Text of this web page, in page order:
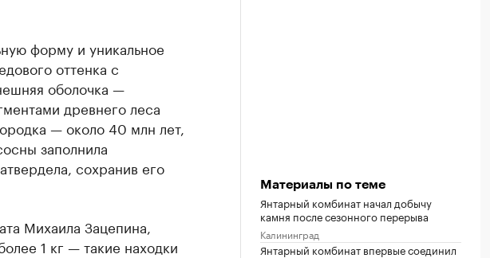
форму и уникальное
оттенка с
оболочка —
древнего леса
— около 40 млн лет,
заполнила
сохранив его
Михаила Зацепина,
1 кг — такие находки
Материалы по теме
Янтарный комбинат начал добычу
камня после сезонного перерыва
Калининград
Янтарный комбинат впервые соединил